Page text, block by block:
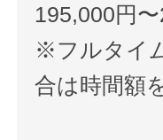
195,000円
※フルタイ
合は時間額